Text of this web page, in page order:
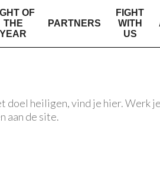
OF
THE
YEAR
PARTNERS
FIGHT
WITH
US
heiligen, vind je hier. Werk
aan de site.